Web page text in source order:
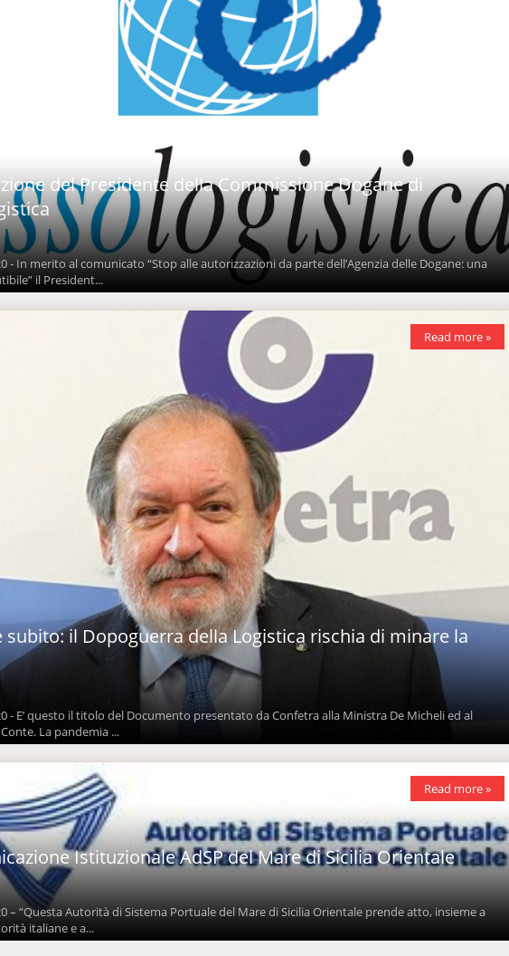
del Presidente della Commissione Dogane di
- In merito al comunicato “Stop alle autorizzazioni da parte dell’Agenzia delle Dogane: una
il President...
subito: il Dopoguerra della Logistica rischia di minare la
- E’ questo il titolo del Documento presentato da Confetra alla Ministra De Micheli ed al
La pandemia ...
Read more »
Istituzionale AdSP del Mare di Sicilia Orientale
– “Questa Autorità di Sistema Portuale del Mare di Sicilia Orientale prende atto, insieme a
italiane e a...
Read more »